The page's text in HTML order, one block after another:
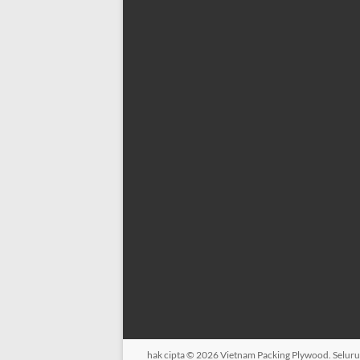
hak cipta © 2026Vietnam Packing Plywood.